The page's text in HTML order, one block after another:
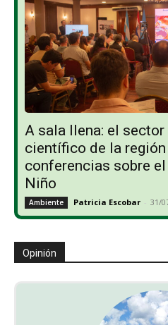
A sala llena: el
científico de la
conferencias sobre
Niño
Ambiente Patricia Escobar - 31/
Opinión